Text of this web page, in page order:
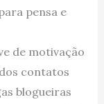
pensa e
de motivação
contatos
blogueiras